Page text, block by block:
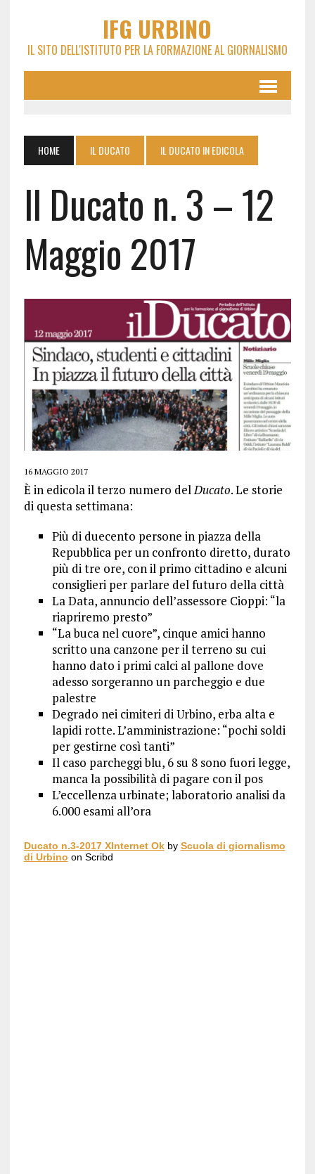
IFG URBINO
IL SITO DELL'ISTITUTO PER LA FORMAZIONE AL GIORNALISMO
HOME IL DUCATO IL DUCATO IN EDICOLA
Il Ducato n. 3 – 12
Maggio 2017
16 MAGGIO 2017
È in edicola il terzo numero delDucato. Le storie
di questa settimana:
Più di duecento persone in piazza della
Repubblica per un confronto diretto, durato
più di tre ore, con il primo cittadino e alcuni
consiglieri per parlare del futuro della città
La Data, annuncio dell’assessore Cioppi: “la
riapriremo presto”
“La buca nel cuore”, cinque amici hanno
scritto una canzone per il terreno su cui
hanno dato i primi calci al pallone dove
adesso sorgeranno un parcheggio e due
palestre
Degrado nei cimiteri di Urbino, erba alta e
lapidi rotte. L’amministrazione: “pochi soldi
per gestirne così tanti”
Il caso parcheggi blu, 6 su 8 sono fuori legge,
manca la possibilità di pagare con il pos
L’eccellenza urbinate; laboratorio analisi da
6.000 esami all’ora
Ducato n.3-2017 XInternet Okby Scuola di giornalismo
di Urbino on Scribd